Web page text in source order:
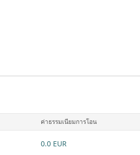
ค่าธรรมเนียมการโอน
0.0 EUR